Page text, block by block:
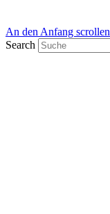
An den Anfang scrollen
Search